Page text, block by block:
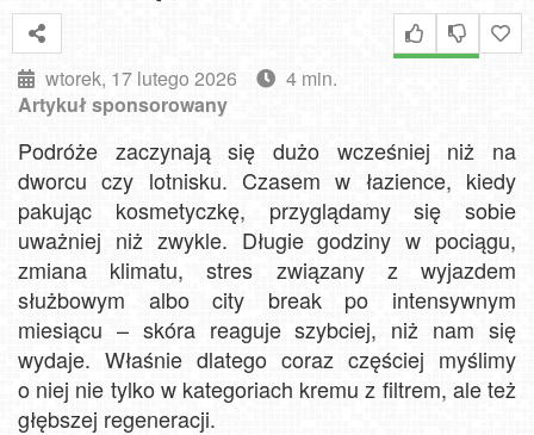
wtorek, 17 lutego 2026
4 min.
Artykuł sponsorowany
Podróże zaczynają się dużo wcześniej niż na
dworcu czy lotnisku. Czasem w łazience, kiedy
pakując kosmetyczkę, przyglądamy się sobie
uważniej niż zwykle. Długie godziny w pociągu,
zmiana klimatu, stres związany z wyjazdem
służbowym albo city break po intensywnym
miesiącu – skóra reaguje szybciej, niż nam się
wydaje. Właśnie dlatego coraz częściej myślimy
o niej nie tylko w kategoriach kremu z filtrem, ale też
głębszej regeneracji.